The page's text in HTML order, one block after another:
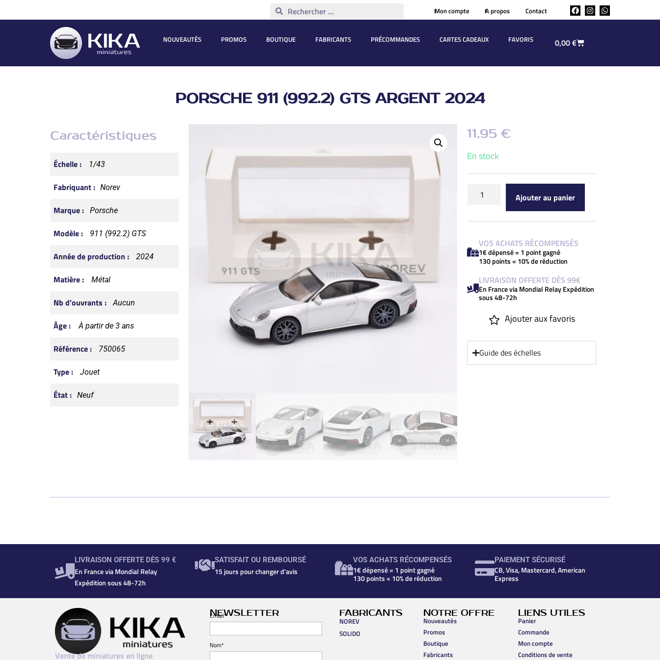
Mon compte A propos Contact
NOUVEAUTÉS PROMOS BOUTIQUE FABRICANTS PRÉCOMMANDES CARTES CADEAUX FAVORIS 0,00€
PORSCHE 911 (992.2) GTS ARGENT 2024
Caractéristiques
Échelle : 1/43
Fabriquant : Norev
Marque : Porsche
Modèle : 911 (992.2) GTS
Année de production : 2024
Matière : Métal
Nb d’ouvrants : Aucun
Âge : À partir de 3 ans
Référence : 750065
Type : Jouet
État : Neuf
11,95€
En stock
Ajouter au panier
VOS ACHATS RÉCOMPENSÉS
1€ dépensé = 1 point gagné
130 points = 10% de réduction
LIVRAISON OFFERTE DÈS 99€
En France via Mondial Relay Expédition
sous 48-72h
Ajouter aux favoris
Guide des échelles
LIVRAISON OFFERTE DÈS 99 €
En France via Mondial Relay
Expédition sous 48-72h
SATISFAIT OU REMBOURSÉ
15 jours pour changer d'avis
VOS ACHATS RÉCOMPENSÉS
1€ dépensé = 1 point gagné
130 points = 10% de réduction
PAIEMENT SÉCURISÉ
CB, Visa, Mastercard, American
Express
Vente de miniatures en ligne
NEWSLETTER
Email*
Nom*
FABRICANTS
NOREV
SOLIDO
NOTRE OFFRE
Nouveautés
Promos
Boutique
Fabricants
LIENS UTILES
Panier
Commande
Mon compte
Conditions de vente